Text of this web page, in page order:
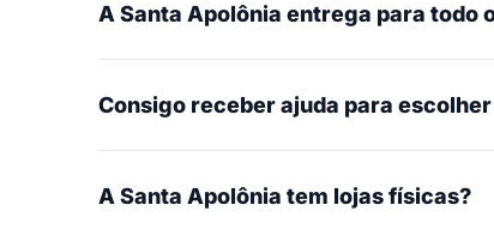
A Santa Apolônia entrega para todo
Consigo receber ajuda para
A Santa Apolônia tem lojas físicas?